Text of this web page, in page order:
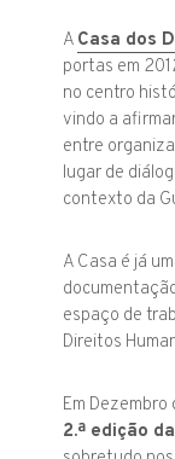
A Casa dos
portas em
no centro
vindo a
entre
lugar de
contexto da
A Casa é já
espaço de
Direitos
Em
2.ª edição